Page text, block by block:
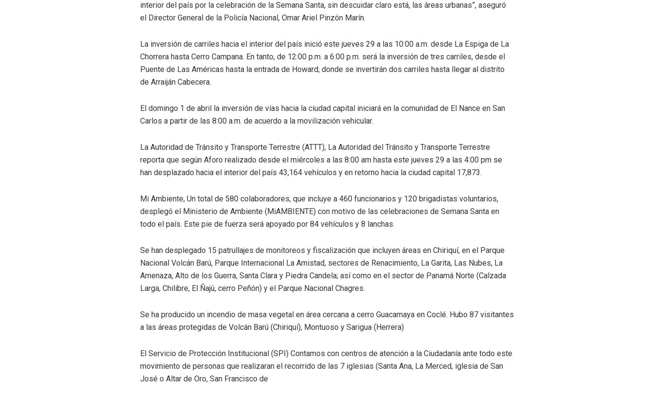
interior del país por la celebración de la Semana Santa, sin descuidar claro está, las áreas urbanas”, aseguró
el Director General de la Policía Nacional, Omar Ariel Pinzón Marín.
La inversión de carriles hacia el interior del país inició este jueves 29 a las 10:00 a.m. desde La Espiga de La
Chorrera hasta Cerro Campana. En tanto, de 12:00 p.m. a 6:00 p.m. será la inversión de tres carriles, desde el
Puente de Las Américas hasta la entrada de Howard; donde se invertirán dos carriles hasta llegar al distrito
de Arraiján Cabecera.
El domingo 1 de abril la inversión de vías hacia la ciudad capital iniciará en la comunidad de El Nance en San
Carlos a partir de las 8:00 a.m. de acuerdo a la movilización vehicular.
La Autoridad de Tránsito y Transporte Terrestre (ATTT), La Autoridad del Tránsito y Transporte Terrestre
reporta que según Aforo realizado desde el miércoles a las 8:00 am hasta este jueves 29 a las 4:00 pm se
han desplazado hacia el interior del país 43,164 vehículos y en retorno hacia la ciudad capital 17,873.
Mi Ambiente, Un total de 580 colaboradores, que incluye a 460 funcionarios y 120 brigadistas voluntarios,
desplegó el Ministerio de Ambiente (MiAMBIENTE) con motivo de las celebraciones de Semana Santa en
todo el país. Este pie de fuerza será apoyado por 84 vehículos y 8 lanchas.
Se han desplegado 15 patrullajes de monitoreos y fiscalización que incluyen áreas en Chiriquí, en el Parque
Nacional Volcán Barú, Parque Internacional La Amistad, sectores de Renacimiento, La Garita, Las Nubes, La
Amenaza, Alto de los Guerra, Santa Clara y Piedra Candela; así como en el sector de Panamá Norte (Calzada
Larga, Chilibre, El Ñajú, cerro Peñón) y el Parque Nacional Chagres.
Se ha producido un incendio de masa vegetal en área cercana a cerro Guacamaya en Coclé. Hubo 87 visitantes
a las áreas protegidas de Volcán Barú (Chiriquí), Montuoso y Sarigua (Herrera)
El Servicio de Protección Institucional (SPI) Contamos con centros de atención a la Ciudadanía ante todo este
movimiento de personas que realizaran el recorrido de las 7 iglesias (Santa Ana, La Merced, iglesia de San
José o Altar de Oro, San Francisco de